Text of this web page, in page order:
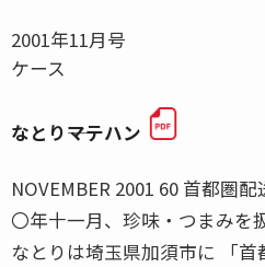
2001年11月号
ケース
なとり――マテハン
NOVEMBER 2001 60 首都圏
〇年十一月、珍味・つまみを
なとりは埼玉県加須市に 「